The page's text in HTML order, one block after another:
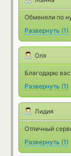
Обменяли по
Развернуть (1)
Оля
Благодарю
Развернуть (1)
Лидия
Отличный
Развернуть (1)